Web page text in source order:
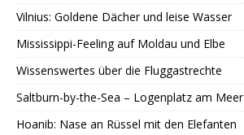
Vilnius: Goldene Dächer und leise Wasser
Mississippi-Feeling auf Moldau und Elbe
Wissenswertes über die Fluggastrechte
Saltburn-by-the-Sea – Logenplatz am Meer
Hoanib: Nase an Rüssel mit den Elefanten